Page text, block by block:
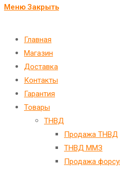
Меню Закрыть
Главная
Магазин
Доставка
Контакты
Гарантия
Товары
ТНВД
Продажа ТНВД
ТНВД ММЗ
Продажа